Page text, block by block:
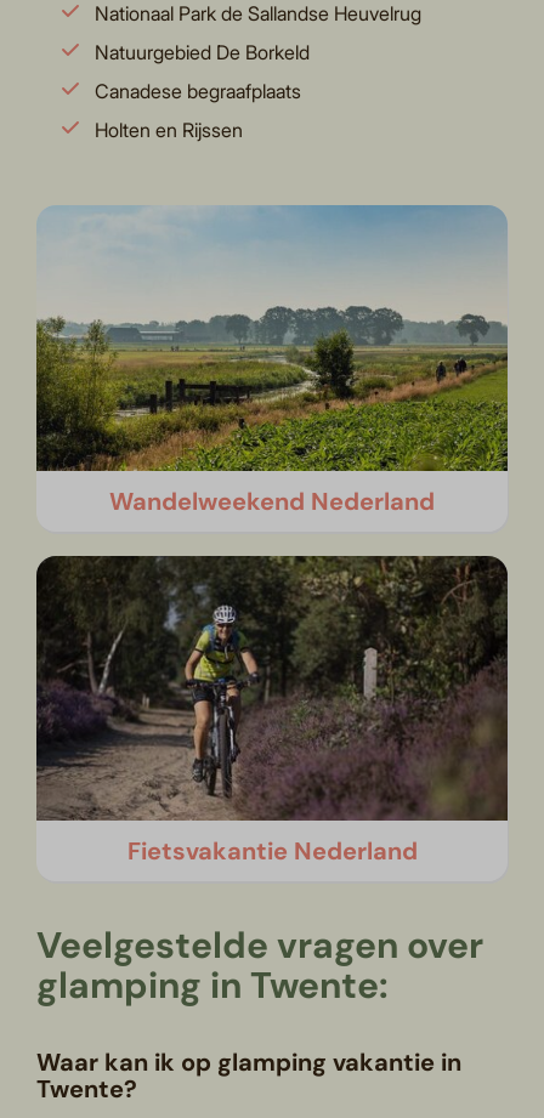
Nationaal Park de Sallandse Heuvelrug
Natuurgebied De Borkeld
Canadese begraafplaats
Holten en Rijssen
Wandelweekend Nederland
Fietsvakantie Nederland
Veelgestelde vragen over
glamping in Twente:
Waar kan ik op glamping vakantie in
Twente?